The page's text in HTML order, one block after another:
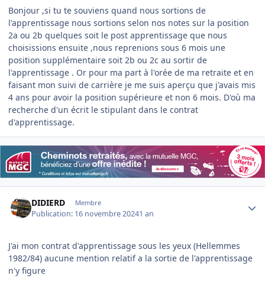
Bonjour ,si tu te souviens quand nous sortions de
l'apprentissage nous sortions selon nos notes sur la position
2a ou 2b quelques soit le post apprentissage que nous
choisissions ensuite ,nous reprenions sous 6 mois une
position supplémentaire soit 2b ou 2c au sortir de
l'apprentissage . Or pour ma part à l'orée de ma retraite et en
faisant mon suivi de carrière je me suis aperçu que j'avais mis
4 ans pour avoir la position supérieure et non 6 mois. D'où ma
recherche d'un écrit le stipulant dans le contrat
d'apprentissage.
DIDIERD Membre
Publication: 16 novembre 20241 an
J'ai mon contrat d'apprentissage sous les yeux (Hellemmes
1982/84) aucune mention relatif a la sortie de l'apprentissage
n'y figure